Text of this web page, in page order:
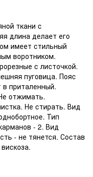
ткани с
длина делает его
имеет стильный
воротником.
с листочкой.
пуговица. Пояс
приталенный.
отжимать.
Не стирать. Вид
Тип
- 2. Вид
- не тянется. Состав